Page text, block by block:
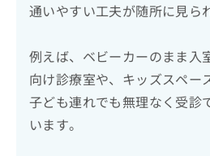
通いやすい工夫が随所に見ら
例えば、ベビーカーのまま入
向け診療室や、キッズスペー
子ども連れでも無理なく受診
います。